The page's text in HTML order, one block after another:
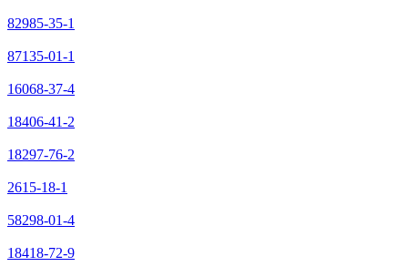
82985-35-1
87135-01-1
16068-37-4
18406-41-2
18297-76-2
2615-18-1
58298-01-4
18418-72-9